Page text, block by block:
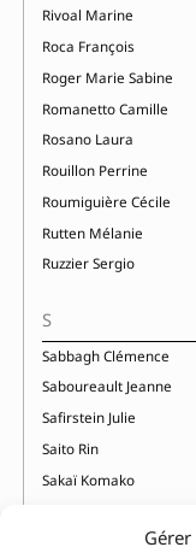
Rivoal Marine
Roca François
Roger Marie Sabine
Romanetto Camille
Rosano Laura
Rouillon Perrine
Roumiguière Cécile
Rutten Mélanie
Ruzzier Sergio
S
Sabbagh Clémence
Saboureault Jeanne
Safirstein Julie
Saito Rin
Sakaï Komako